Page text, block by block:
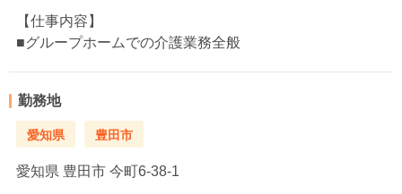
【仕事内容】
■グループホームでの介護業務全般
勤務地
愛知県 豊田市
愛知県 豊田市 今町6-38-1